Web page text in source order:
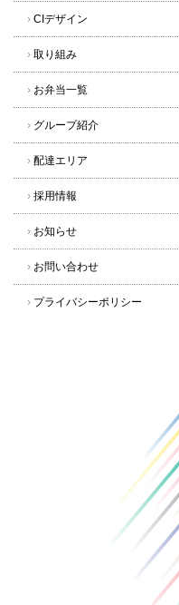
› CIデザイン
› 取り組み
› お弁当一覧
› グループ紹介
› 配達エリア
› 採用情報
› お知らせ
› お問い合わせ
› プライバシーポリシー